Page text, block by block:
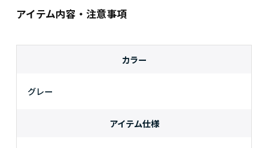
アイテム内容・注意事項
カラー
グレー
アイテム仕様